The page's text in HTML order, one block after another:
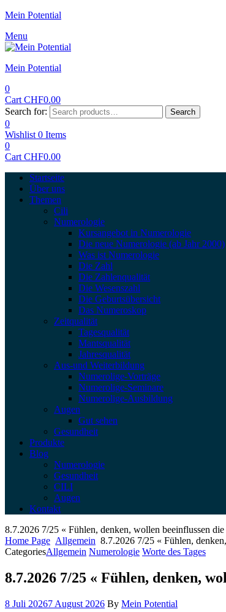
Mein Potential
Menu
Mein Potential
0
Cart CHF0.00
Search for:
Search
0
Wishlist 0 Items
0
Cart CHF0.00
Startseite
Über uns
Themen
Cili
Numerologie
Kursangebot in Numerologie
Die neue Numerologie (ab Jahr 2000)
Was ist Numerologie
Die Zahl
Die Zahlenqualität
Die Wesenszahl
Die Geburtsübersicht
Das Numeroskop
Zeitqualität
Tagesqualität
Mantsqualität
Jahresqualität
Aus-und Weiterbildung
Numerolige-Vorträge
Numerolige-Seminare
Numerolige-Ausbildung
Augen
Gut sehen
Gesundheit
Produkte
Blog
Numerologie
Gesundheit
CILI
Augen
Kontakt
8.7.2026 7/25 « Fühlen, denken, wollen beeinflussen
Home Page Allgemein 8.7.2026 7/25 « Fühlen,
CategoriesAllgemein Numerologie Worte des Tages
8.7.2026 7/25 « Fühlen, denken,
8 Juli 20267 August 2026 By Mein Potential